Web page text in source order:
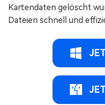
Kartendaten gelöscht
Dateien schnell und